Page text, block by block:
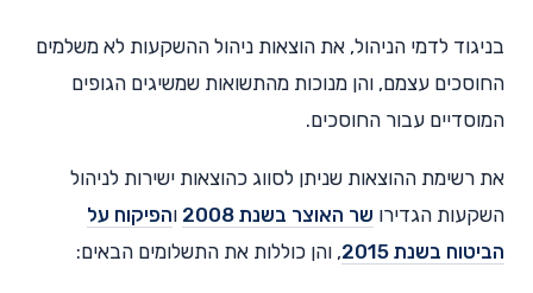
בניגוד לדמי הניהול, את הוצאות ניהול ההשקעות לא משלמים
החוסכים עצמם, והן מנוכות מהתשואות שמשיגים הגופים
המוסדיים עבור החוסכים.
את רשימת ההוצאות שניתן לסווג כהוצאות ישירות לניהול
השקעות הגדירו שר האוצר בשנת 2008 והפיקוח על
הביטוח בשנת 2015
, והן כוללות את התשלומים הבאים: